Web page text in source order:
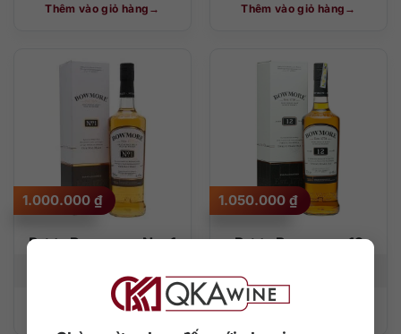
Thêm vào giỏ hàng Thêm vào giỏ hàng
Rượu Bowmore No. 1
1.000.000 ₫
Thêm vào giỏ hàng
Rượu Bowmore 12
1.050.000 ₫
Thêm vào giỏ hàng